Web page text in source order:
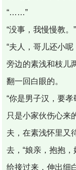
“……”
“没事，我慢慢教。”
“夫人，哥儿还小
旁边的素浅和枝儿
翻一回白眼的。
“你是男子汉，要
只是小家伙伤心来
夫，在素浅怀里又
去，“娘亲，抱抱
给接过来，伸出细